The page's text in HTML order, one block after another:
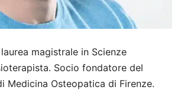
magistrale in Scienze
Socio fondatore del
Medicina Osteopatica di Firenze.